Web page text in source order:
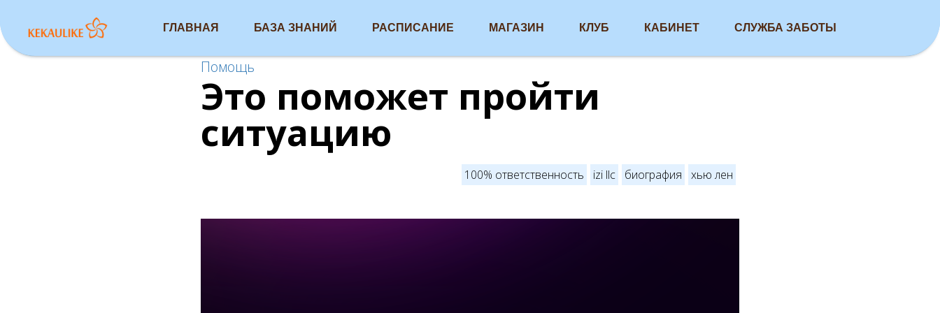
ГЛАВНАЯ БАЗА ЗНАНИЙ РАСПИСАНИЕ МАГАЗИН КЛУБ КАБИНЕТ СЛУЖБА ЗАБОТЫ
Помощь
Это поможет пройти
ситуацию
100% ответственность izi llc биография хью лен